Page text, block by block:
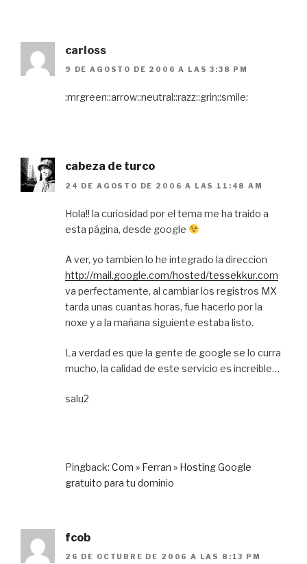
carloss
9 DE AGOSTO DE 2006 A LAS 3:38 PM
:mrgreen::arrow::neutral::razz::grin::smile:
cabeza de turco
24 DE AGOSTO DE 2006 A LAS 11:48 AM
Hola!! la curiosidad por el tema me ha traido a
esta página, desde google
A ver, yo tambien lo he integrado la direccion
http://mail.google.com/hosted/tessekkur.com
va perfectamente, al cambiar los registros MX
tarda unas cuantas horas, fue hacerlo por la
noxe y a la mañana siguiente estaba listo.
La verdad es que la gente de google se lo curra
mucho, la calidad de este servicio es increible…
salu2
Pingback: Com » Ferran » Hosting Google
gratuito para tu dominio
fcob
26 DE OCTUBRE DE 2006 A LAS 8:13 PM